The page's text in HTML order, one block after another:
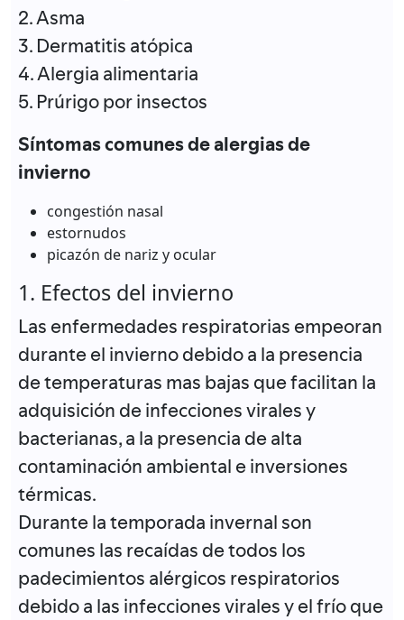
2. Asma
3. Dermatitis atópica
4. Alergia alimentaria
5. Prúrigo por insectos
Síntomas comunes de alergias de
invierno
congestión nasal
estornudos
picazón de nariz y ocular
1. Efectos del invierno
Las enfermedades respiratorias empeoran
durante el invierno debido a la presencia
de temperaturas mas bajas que facilitan la
adquisición de infecciones virales y
bacterianas, a la presencia de alta
contaminación ambiental e inversiones
térmicas.
Durante la temporada invernal son
comunes las recaídas de todos los
padecimientos alérgicos respiratorios
debido a las infecciones virales y el frío que